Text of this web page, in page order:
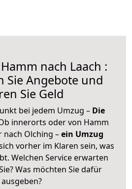
nach Laach :
Sie Angebote und
Sie Geld
bei jedem Umzug – Die
innerorts oder von Hamm
nach Olching –ein Umzug
vorher im Klaren sein, was
Welchen Service erwarten
Was möchten Sie dafür
ausgeben?